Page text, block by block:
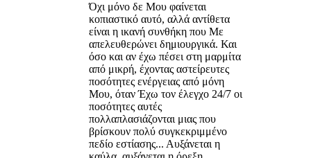
Όχι μόνο δε Μου φαίνεται
κοπιαστικό αυτό, αλλά αντίθετα
είναι η ικανή συνθήκη που Με
απελευθερώνει δημιουργικά. Και
όσο και αν έχω πέσει στη μαρμίτα
από μικρή, έχοντας αστείρευτες
ποσότητες ενέργειας από μόνη
Μου, όταν Έχω τον έλεγχο 24/7 οι
ποσότητες αυτές
πολλαπλασιάζονται μιας που
βρίσκουν πολύ συγκεκριμμένο
πεδίο εστίασης... Αυξάνεται η